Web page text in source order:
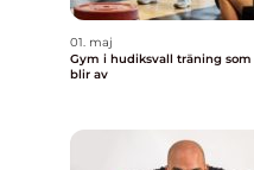
01. maj
Gym i hudiksvall träning som faktiskt
blir av